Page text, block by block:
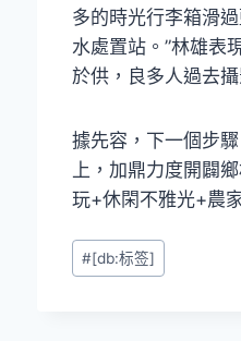
多的時光行李箱滑
水處置站。”林雄表
於供，良多人過去
據先容，下一個步
上，加鼎力度開闢
玩+休閑不雅光+農
Post
Tags:
#[db:标签]